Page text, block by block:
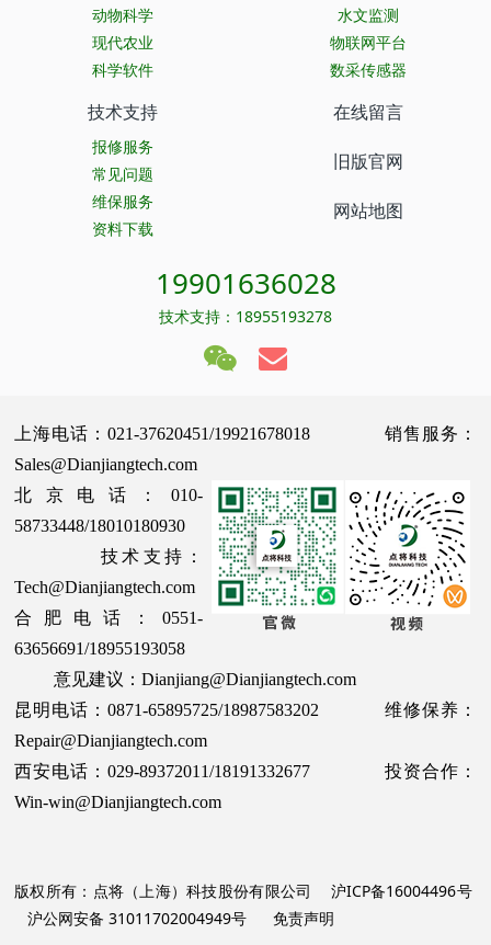
动物科学
现代农业
科学软件
水文监测
物联网平台
数采传感器
技术支持
报修服务
常见问题
维保服务
资料下载
在线留言
旧版官网
网站地图
19901636028
技术支持：18955193278
上海电话：021-37620451/19921678018 销售服务：
Sales@Dianjiangtech.com
北京电话：010-
58733448/18010180930
技术支持：
Tech@Dianjiangtech.com
合肥电话：0551-
63656691/18955193058
意见建议：Dianjiang@Dianjiangtech.com
昆明电话：0871-65895725/18987583202 维修保养：
Repair@Dianjiangtech.com
西安电话：029-89372011/18191332677 投资合作：
Win-win@Dianjiangtech.com
版权所有：点将（上海）科技股份有限公司 沪ICP备16004496号
沪公网安备 31011702004949号
免责声明